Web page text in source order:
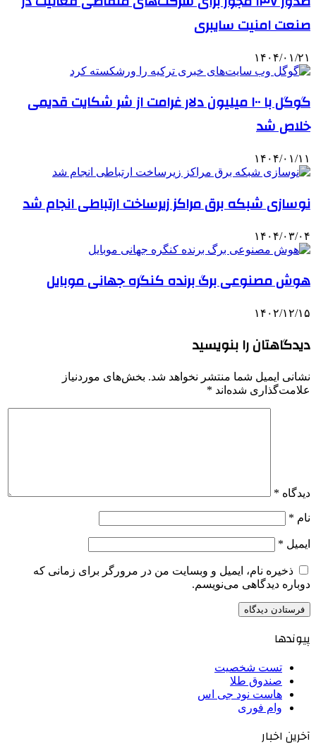
صنعت امنیت سایبری
۱۴۰۴/۰۱/۲۱
گوگل با ۱۰۰ میلیون دلار غرامت از شر شکایت قدیمی
خلاص شد
۱۴۰۴/۰۱/۱۱
نوسازی شبکه برق مراکز زیرساخت ارتباطی انجام شد
۱۴۰۴/۰۳/۰۴
هوش مصنوعی برگ برنده کنگره جهانی موبایل
۱۴۰۲/۱۲/۱۵
دیدگاهتان را بنویسید
نشانی ایمیل شما منتشر نخواهد شد. بخش‌های موردنیاز
علامت‌گذاری شده‌اند *
دیدگاه *
نام *
ایمیل *
ذخیره نام، ایمیل و وبسایت من در مرورگر برای زمانی که
دوباره دیدگاهی می‌نویسم.
پیوندها
تست شخصیت
صندوق طلا
هاست نود جی اس
وام فوری
آخرین اخبار